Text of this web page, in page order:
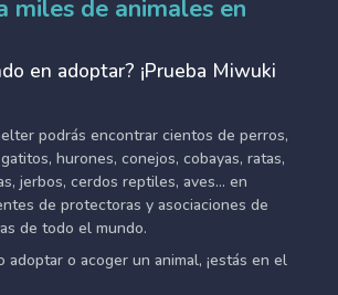
miles de animales en
en adoptar? ¡Prueba Miwuki
podrás encontrar cientos de perros,
hurones, conejos, cobayas, ratas,
jerbos, cerdos reptiles, aves... en
de protectoras y asociaciones de
de todo el mundo.
adoptar o acoger un animal, ¡estás en el